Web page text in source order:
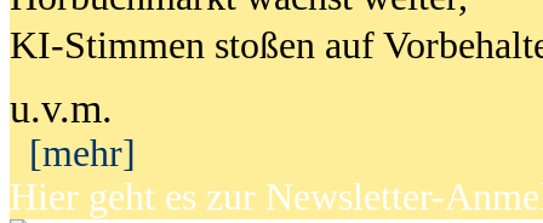
KI-Stimmen stoßen auf
u.v.m.
[mehr]
Hier geht es zur Newsletter-